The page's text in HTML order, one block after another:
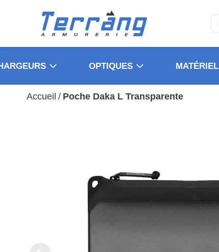
OPTIQUES MATÉRIEL
Accueil / Poche Daka L Transparente